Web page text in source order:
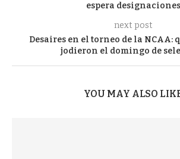
espera designaciones
next post
Desaires en el torneo de la NCAA:
jodieron el domingo de
YOU MAY ALSO